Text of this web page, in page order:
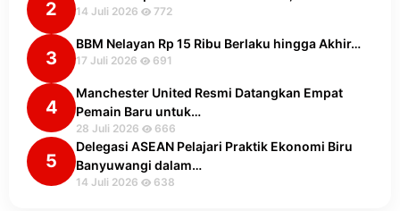
2 14 Juli 2026 772
3
BBM Nelayan Rp 15 Ribu Berlaku hingga Akhir…
17 Juli 2026 691
4
Manchester United Resmi Datangkan Empat
Pemain Baru untuk…
28 Juli 2026 666
5
Delegasi ASEAN Pelajari Praktik Ekonomi Biru
Banyuwangi dalam…
14 Juli 2026 638